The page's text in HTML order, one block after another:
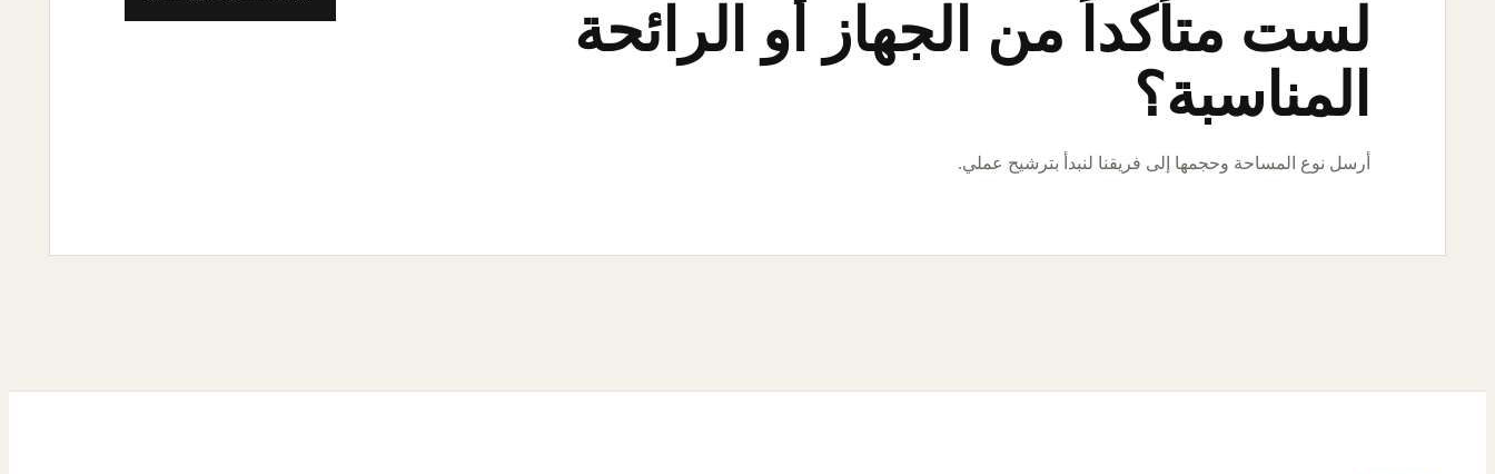
لست متأكداً من الجهاز أو الرائحة
المناسبة؟
أرسل نوع المساحة وحجمها إلى فريقنا لنبدأ بترشيح عملي.